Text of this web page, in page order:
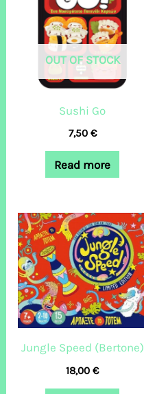
OUT OF STOCK
Sushi Go
7,50 €
Read more
Jungle Speed (Bertone)
18,00€